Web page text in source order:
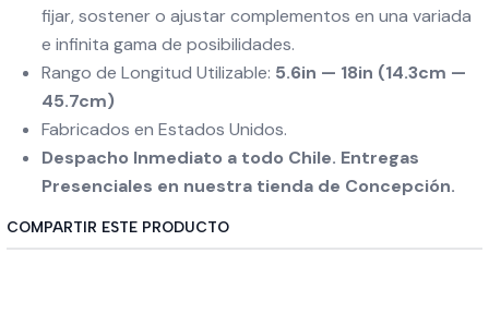
fijar, sostener o ajustar complementos en una variada
e infinita gama de posibilidades.
Rango de Longitud Utilizable: 5.6in — 18in (14.3cm —
45.7cm)
Fabricados en Estados Unidos.
Despacho Inmediato a todo Chile. Entregas
Presenciales en nuestra tienda de Concepción.
COMPARTIR ESTE PRODUCTO